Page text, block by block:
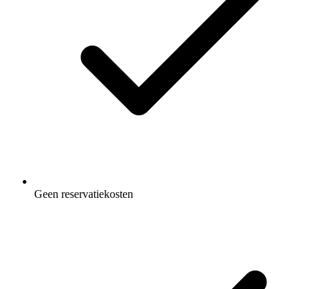
Geen reservatiekosten